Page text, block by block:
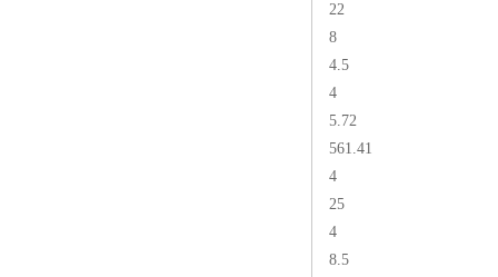
22
8
4.5
4
5.72
561.41
4
25
4
8.5